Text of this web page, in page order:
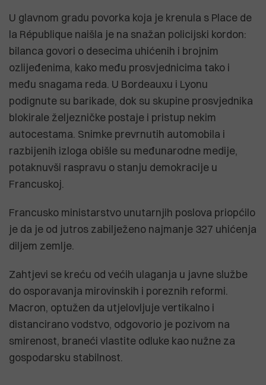
U glavnom gradu povorka koja je krenula s Place de
la République naišla je na snažan policijski kordon:
bilanca govori o desecima uhićenih i brojnim
ozlijeđenima, kako među prosvjednicima tako i
među snagama reda. U Bordeauxu i Lyonu
podignute su barikade, dok su skupine prosvjednika
blokirale željezničke postaje i pristup nekim
autocestama. Snimke prevrnutih automobila i
razbijenih izloga obišle su međunarodne medije,
potaknuvši raspravu o stanju demokracije u
Francuskoj.
Francusko ministarstvo unutarnjih poslova priopćilo
je da je od jutros zabilježeno najmanje 327 uhićenja
diljem zemlje.
Zahtjevi se kreću od većih ulaganja u javne službe
do osporavanja mirovinskih i poreznih reformi.
Macron, optužen da utjelovljuje vertikalno i
distancirano vodstvo, odgovorio je pozivom na
smirenost, braneći vlastite odluke kao nužne za
gospodarsku stabilnost.